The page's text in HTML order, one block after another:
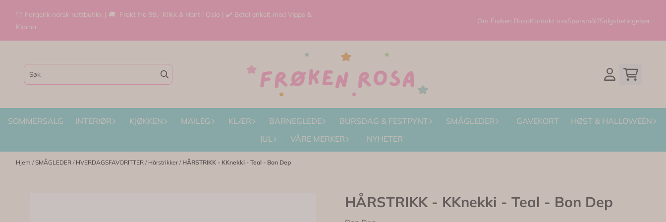
Hopp til innhold
🤍 Fargerik norsk nettbutikk | 🚚 Frakt fra 99,- Klikk & Hent i Oslo | ✔️ Betal enkelt med Vipps &
Klarna
Om Frøken RosaKontakt ossSpørsmål?Salgsbetingelser
SOMMERSALG INTERIØR KJØKKEN MAILEG KLÆR BARNEGLEDE BURSDAG & FESTPYNT SMÅGLEDER GAVEKORT
HØST & HALLOWEEN
JUL
VÅRE MERKER NYHETER
Hjem /SMÅGLEDER / HVERDAGSFAVORITTER / Hårstrikker/ HÅRSTRIKK - KKnekki - Teal - Bon Dep
HÅRSTRIKK - KKnekki - Teal - Bon Dep